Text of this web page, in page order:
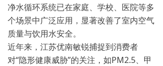
净水循环系统已在家庭、学校、医院等多
个场景中广泛应用，显著改善了室内空气
质量与饮用水安全。
近年来，江苏优南敏锐捕捉到消费者
对“隐形健康威胁”的关注，如PM2.5、甲